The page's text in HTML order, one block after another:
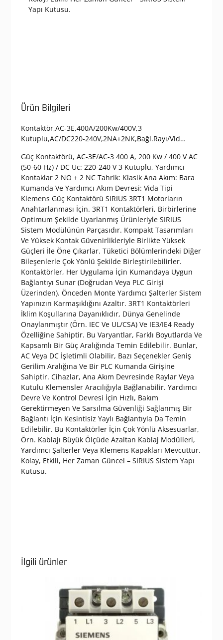
Yapı Kutusu.
Ürün Bilgileri
Kontaktör,AC-3E,400A/200Kw/400V,3
Kutuplu,AC/DC220-240V,2NA+2NK,Bağl.Rayı/Vid…
Güç Kontaktörü, AC-3E/AC-3 400 A, 200 Kw / 400 V AC
(50-60 Hz) / DC Uc: 220-240 V 3 Kutuplu, Yardımcı
Kontaklar 2 NO + 2 NC Tahrik: Klasik Ana Akım: Bara
Kumanda Ve Yardımcı Akım Devresi: Vida Tipi
Klemens Güç Kontaktörü SIRIUS 3RT1 Motorların
Anahtarlanması İçin. 3RT1 Kontaktörleri, Birbirlerine
Optimum Şekilde Uyarlanmış Ürünleriyle SIRIUS
Sistem Modülünün Parçasıdır. Kompakt Tasarımları
Ve Yüksek Kontak Güvenirlikleriyle Birlikte Yüksek
Güçleri İle Öne Çıkarlar. Tüketici Bölümlerindeki Diğer
Bileşenlerle Çok Yönlü Şekilde Birleştirilebilirler.
Kontaktörler, Her Uygulama İçin Kumandaya Uygun
Bağlantıyı Sunar (Doğrudan Veya PLC Girişi
Üzerinden). Önceden Monte Yardımcı Şalterler Sistem
Yapınızın Karmaşıklığını Azaltır. 3RT1 Kontaktörleri
İklim Koşullarına Dayanıklıdır, Dünya Genelinde
Onaylanmıştır (Örn. IEC Ve UL/CSA) Ve IE3/IE4 Ready
Özelliğine Sahiptir. Bu Varyantlar, Farklı Boyutlarda Ve
Kapsamlı Bir Güç Aralığında Temin Edilebilir. Bunlar,
AC Veya DC İşletimli Olabilir, Bazı Seçenekler Geniş
Gerilim Aralığına Ve Bir PLC Kumanda Girişine
Sahiptir. Cihazlar, Ana Akım Devresinde Raylar Veya
Kutulu Klemensler Aracılığıyla Bağlanabilir. Yardımcı
Devre Ve Kontrol Devresi İçin Hızlı, Bakım
Gerektirmeyen Ve Sarsılma Güvenliği Sağlanmış Bir
Bağlantı İçin Kesintisiz Yaylı Bağlantıyla Da Temin
Edilebilir. Bu Kontaktörler İçin Çok Yönlü Aksesuarlar,
Örn. Kablajı Büyük Ölçüde Azaltan Kablaj Modülleri,
Yardımcı Şalterler Veya Klemens Kapakları Mevcuttur.
Kolay, Etkili, Her Zaman Güncel – SIRIUS Sistem Yapı
Kutusu.
İlgili ürünler